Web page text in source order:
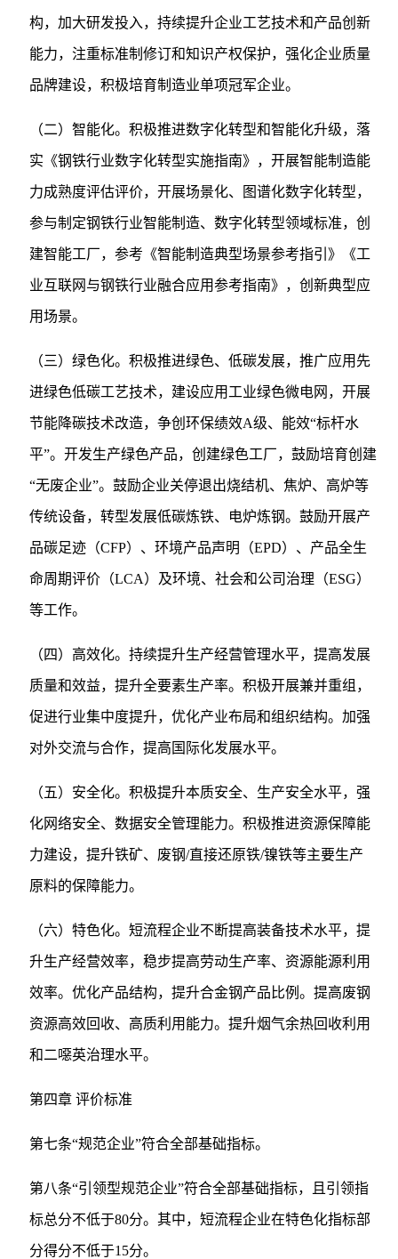
构，加大研发投入，持续提升企业工艺技术和产品创新
能力，注重标准制修订和知识产权保护，强化企业质量
品牌建设，积极培育制造业单项冠军企业。
（二）智能化。积极推进数字化转型和智能化升级，落
实《钢铁行业数字化转型实施指南》，开展智能制造能
力成熟度评估评价，开展场景化、图谱化数字化转型，
参与制定钢铁行业智能制造、数字化转型领域标准，创
建智能工厂，参考《智能制造典型场景参考指引》《工
业互联网与钢铁行业融合应用参考指南》，创新典型应
用场景。
（三）绿色化。积极推进绿色、低碳发展，推广应用先
进绿色低碳工艺技术，建设应用工业绿色微电网，开展
节能降碳技术改造，争创环保绩效A级、能效“标杆水
平”。开发生产绿色产品，创建绿色工厂，鼓励培育创建
“无废企业”。鼓励企业关停退出烧结机、焦炉、高炉等
传统设备，转型发展低碳炼铁、电炉炼钢。鼓励开展产
品碳足迹（CFP）、环境产品声明（EPD）、产品全生
命周期评价（LCA）及环境、社会和公司治理（ESG）
等工作。
（四）高效化。持续提升生产经营管理水平，提高发展
质量和效益，提升全要素生产率。积极开展兼并重组，
促进行业集中度提升，优化产业布局和组织结构。加强
对外交流与合作，提高国际化发展水平。
（五）安全化。积极提升本质安全、生产安全水平，强
化网络安全、数据安全管理能力。积极推进资源保障能
力建设，提升铁矿、废钢/直接还原铁/镍铁等主要生产
原料的保障能力。
（六）特色化。短流程企业不断提高装备技术水平，提
升生产经营效率，稳步提高劳动生产率、资源能源利用
效率。优化产品结构，提升合金钢产品比例。提高废钢
资源高效回收、高质利用能力。提升烟气余热回收利用
和二噁英治理水平。
第四章 评价标准
第七条“规范企业”符合全部基础指标。
第八条“引领型规范企业”符合全部基础指标，且引领指
标总分不低于80分。其中，短流程企业在特色化指标部
分得分不低于15分。